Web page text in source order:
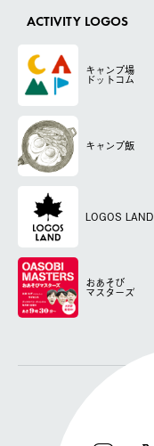
ACTIVITY LOGOS
キャンプ場
ドットコム
キャンプ飯
LOGOS LAND
おあそび
マスターズ